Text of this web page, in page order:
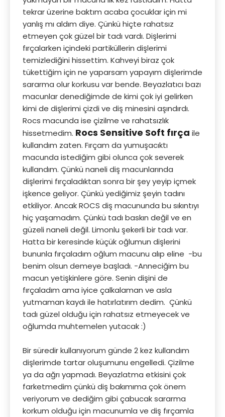
tekrar üzerine baktım acaba çocuklar için mi
yanlış mı aldım diye. Çünkü hiçte rahatsız
etmeyen çok güzel bir tadı vardı. Dişlerimi
fırçalarken içindeki partiküllerin dişlerimi
temizlediğini hissettim. Kahveyi biraz çok
tükettiğim için ne yaparsam yapayım dişlerimde
sararma olur korkusu var bende. Beyazlatıcı bazı
macunlar denediğimde de kimi çok iyi gelirken
kimi de dişlerimi çizdi ve diş minesini aşındırdı.
Rocs macunda ise çizilme ve rahatsızlık
hissetmedim. Rocs Sensitive Soft fırça ile
kullandım zaten. Fırçam da yumuşacıktı
macunda istediğim gibi olunca çok severek
kullandım. Çünkü naneli diş macunlarında
dişlerimi fırçaladıktan sonra bir şey yeyip içmek
işkence geliyor. Çünkü yediğimiz şeyin tadını
etkiliyor. Ancak ROCS diş macununda bu sıkıntıyı
hiç yaşamadım. Çünkü tadı baskın değil ve en
güzeli naneli değil. Limonlu şekerli bir tadı var.
Hatta bir keresinde küçük oğlumun dişlerini
bununla fırçaladım oğlum macunu alıp eline -bu
benim olsun demeye başladı. -Anneciğim bu
macun yetişkinlere göre. Senin dişini de
fırçaladım ama iyice çalkalaman ve asla
yutmaman kaydı ile hatırlatırım dedim. Çünkü
tadı güzel olduğu için rahatsız etmeyecek ve
oğlumda muhtemelen yutacak :)
Bir süredir kullanıyorum günde 2 kez kullandım
dişlerimde tartar oluşumunu engelledi. Çizilme
ya da ağrı yapmadı. Beyazlatma etkisini çok
farketmedim çünkü diş bakımıma çok önem
veriyorum ve dediğim gibi çabucak sararma
korkum olduğu için macunumla ve diş fırçamla